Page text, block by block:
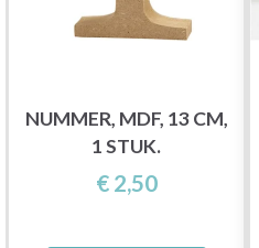
NUMMER, MDF, 13 CM,
1 STUK.
€ 2,50